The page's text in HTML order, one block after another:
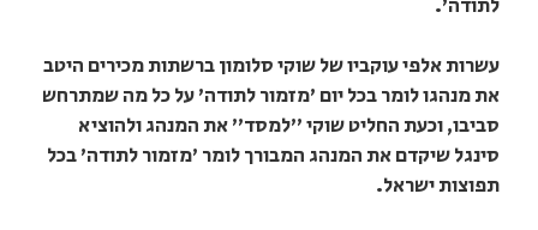
לתודה'.
עשרות אלפי עוקביו של שוקי סלומון ברשתות מכירים היטב
את מנהגו לומר בכל יום 'מזמור לתודה' על כל מה שמתרחש
סביבו, וכעת החליט שוקי "למסד" את המנהג ולהוציא
סינגל שיקדם את המנהג המבורך לומר 'מזמור לתודה' בכל
תפוצות ישראל.